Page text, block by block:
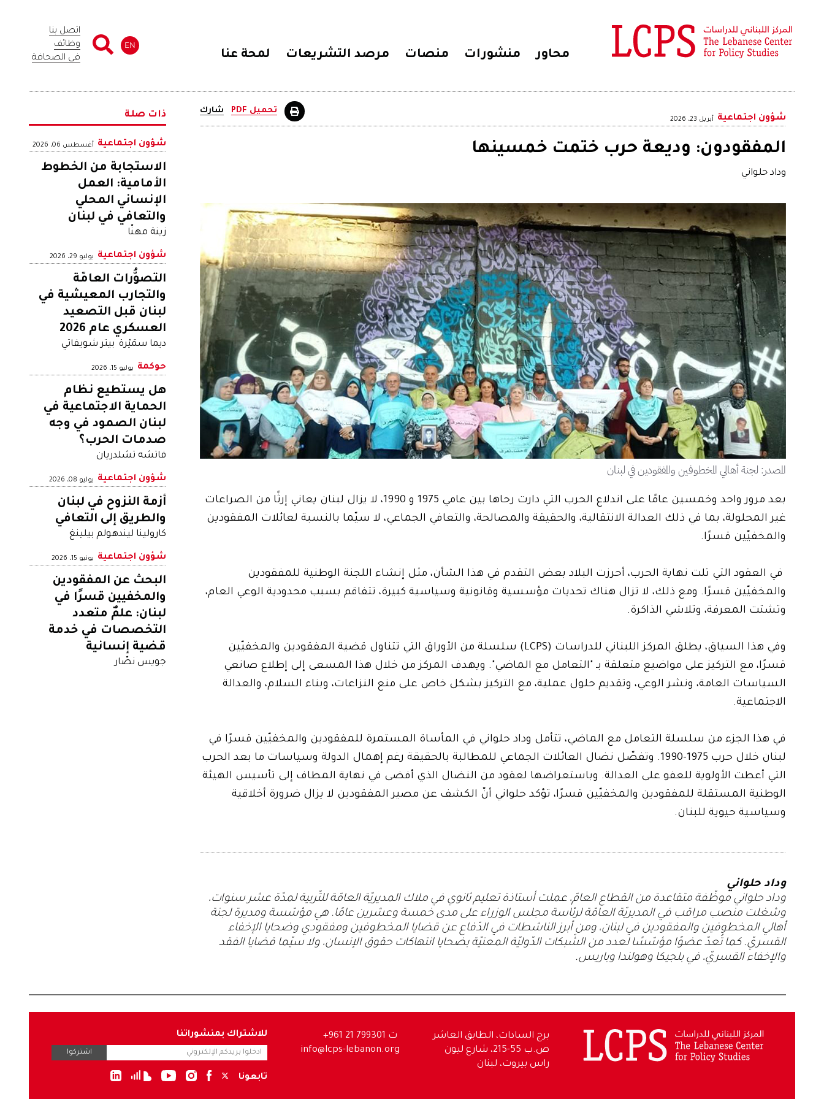
محاور منشورات منصات مرصد التشريعات لمحة عنا
EN
اتصل بنا
وظائف
في الصحافة
شؤون اجتماعية أبريل 23، 2026
تحميل PDF شارك
المفقودون: وديعة حرب ختمت خمسينها
وداد حلواني
المصدر: لجنة أهالي المخطوفين والمفقودين في لبنان
بعد مرور واحد وخمسين عامًا على اندلاع الحرب التي دارت رحاها بين عامي 1975 و 1990، لا يزال لبنان يعاني إرثًا من الصراعات
غير المحلولة، بما في ذلك العدالة الانتقالية، والحقيقة والمصالحة، والتعافي الجماعي، لا سيّما بالنسبة لعائلات المفقودين
والمخفيّين قسرًا.
في العقود التي تلت نهاية الحرب، أحرزت البلاد بعض التقدم في هذا الشأن، مثل إنشاء اللجنة الوطنية للمفقودين
والمخفيّين قسرًا. ومع ذلك، لا تزال هناك تحديات مؤسسية وقانونية وسياسية كبيرة، تتفاقم بسبب محدودية الوعي العام،
وتشتت المعرفة، وتلاشي الذاكرة.
وفي هذا السياق، يطلق المركز اللبناني للدراسات (LCPS) سلسلة من الأوراق التي تتناول قضية المفقودين والمخفيّين
قسرًا، مع التركيز على مواضيع متعلقة بـ "التعامل مع الماضي". ويهدف المركز من خلال هذا المسعى إلى إطلاع صانعي
السياسات العامة، ونشر الوعي، وتقديم حلول عملية، مع التركيز بشكل خاص على منع النزاعات، وبناء السلام، والعدالة
الاجتماعية.
في هذا الجزء من سلسلة التعامل مع الماضي، تتأمل وداد حلواني في المأساة المستمرة للمفقودين والمخفيّين قسرًا في
لبنان خلال حرب 1975-1990. وتفصّل نضال العائلات الجماعي للمطالبة بالحقيقة رغم إهمال الدولة وسياسات ما بعد الحرب
التي أعطت الأولوية للعفو على العدالة. وباستعراضها لعقود من النضال الذي أفضى في نهاية المطاف إلى تأسيس الهيئة
الوطنية المستقلة للمفقودين والمخفيّين قسرًا، تؤكد حلواني أنّ الكشف عن مصير المفقودين لا يزال ضرورة أخلاقية
وسياسية حيوية للبنان.
وداد حلواني
وداد حلواني موظّفة متقاعدة من القطاع العامّ، عملت أستاذة تعليم ثانوي في ملاك المديريّة العامّة للتّربية لمدّة عشر سنوات،
وشغلت منصب مراقب في المديريّة العامّة لرئاسة مجلس الوزراء على مدى خمسة وعشرين عامًا. هي مؤسّسة ومديرة لجنة
أهالي المخطوفين والمفقودين في لبنان، ومن أبرز الناشطات في الدّفاع عن قضايا المخطوفين ومفقودي وضحايا الإخفاء
القسريّ. كما تُعدّ عضوًا مؤسّسًا لعدد من الشّبكات الدّوليّة المعنيّة بضحايا انتهاكات حقوق الإنسان، ولا سيّما قضايا الفقد
والإخفاء القسريّ، في بلجيكا وهولندا وباريس.
ذات صلة
شؤون اجتماعية أغسطس 06، 2026
الاستجابة من الخطوط
الأمامية: العمل
الإنساني المحلي
والتعافي في لبنان
زينة مهنّا
شؤون اجتماعية يوليو 29، 2026
التصوُّرات العامّة
والتجارب المعيشية في
لبنان قبل التصعيد
العسكري عام 2026
ديما سمَيْرة بيتر شويفاتي
حوكمة يوليو 15، 2026
هل يستطيع نظام
الحماية الاجتماعية في
لبنان الصمود في وجه
صدمات الحرب؟
فاتشه تشلدريان
شؤون اجتماعية يوليو 08، 2026
أزمة النزوح في لبنان
والطريق إلى التعافي
كارولينا ليندهولم بيلينغ
شؤون اجتماعية يونيو 15، 2026
البحث عن المفقودين
والمخفيين قسرًا في
لبنان: علمٌ متعدد
التخصصات في خدمة
قضية إنسانية
جويس نصّار
برج السادات، الطابق العاشر
ص.ب 55-215، شارع ليون
راس بيروت، لبنان
+961 21 799301 ت
info@lcps-lebanon.org
للاشتراك بمنشوراتنا
اشتركوا
تابعونا